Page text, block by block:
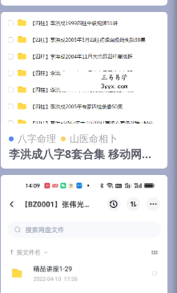
八字命理 山医命相卜
李洪成八字8套合集 移动网盘
下载